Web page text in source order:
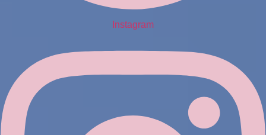
Instagram